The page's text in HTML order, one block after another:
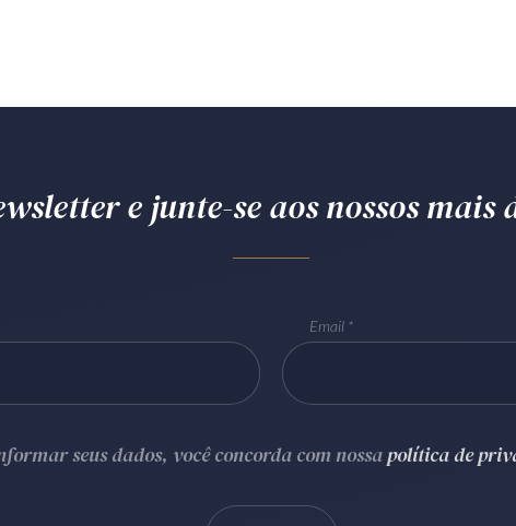
e junte-se aos nossos mais
Email
seus dados, você concorda com nossapolítica de